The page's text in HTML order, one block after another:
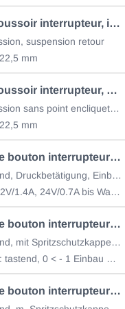
Bouton-poussoir interrupteur, interrupteur START 70.468.115
suspension retour
mm
Bouton-poussoir interrupteur, on/off, rouge
act. par pression sans point encliquetage
mm
Poussez le bouton interrupteur , proche
zurückfedernd, Druckbetätigung, Einbau Ø 15mm
Belastbar: 12V/1.4A, 24V/0.7A bis Wandstärke 4mm
Poussez le bouton interrupteur 70.468.080
zurückfedernd, mit Spritzschutzkappe u. Silberkontakten
Funktionen : tastend, 0 < - 1 Einbau Ø 22,5mm
Poussez le bouton interrupteur 70.468.083